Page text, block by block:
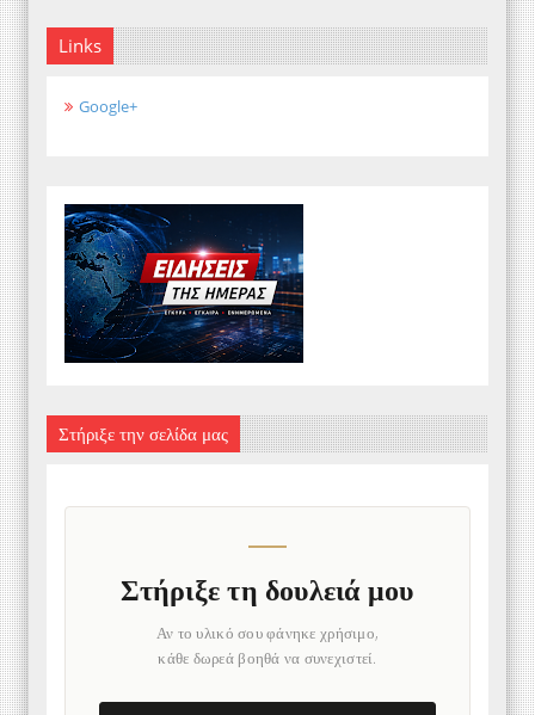
Links
Google+
Στήριξε την σελίδα μας
Στήριξε τη δουλειά μου
Αν το υλικό σου φάνηκε χρήσιμο,
κάθε δωρεά βοηθά να συνεχιστεί.